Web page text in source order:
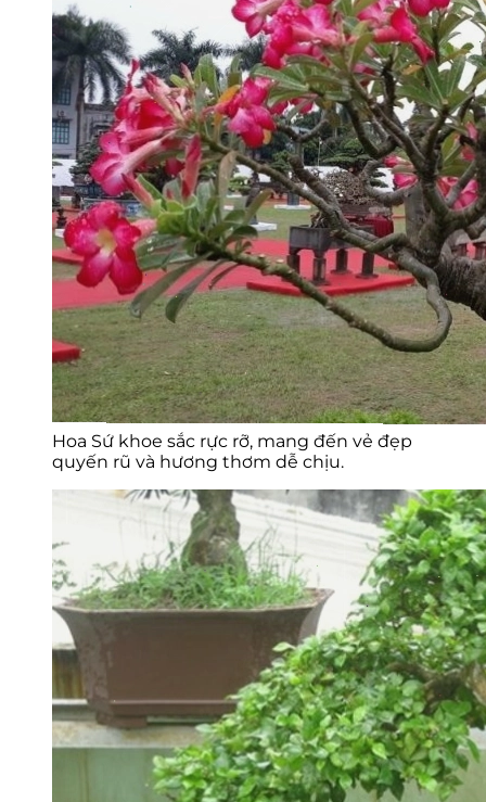
Hoa Sứ khoe sắc rực rỡ, mang đến vẻ đẹp
quyến rũ và hương thơm dễ chịu.